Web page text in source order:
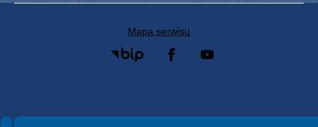
Mapa serwisu
Spełniamy standardy WCAG 2.2
Spełniamy standardy W3C